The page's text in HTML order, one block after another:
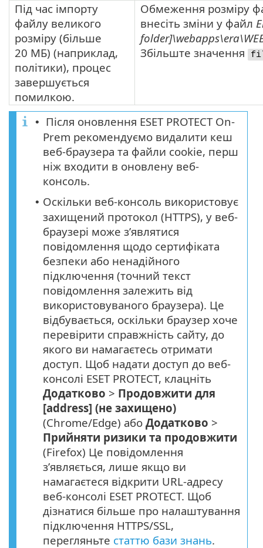
Під час імпорту
файлу великого
розміру (більше
20 МБ) (наприклад,
політики), процес
завершується
помилкою.
Обмеження розміру
внесіть зміни у файл
Збільште значення
•
Після оновлення ESET PROTECT On-
Prem рекомендуємо видалити кеш
веб-браузера та файли cookie, перш
ніж входити в оновлену веб-
консоль.
• Оскільки веб-консоль використовує
захищений протокол (HTTPS), у веб-
браузері може з’являтися
повідомлення щодо сертифіката
безпеки або ненадійного
підключення (точний текст
повідомлення залежить від
використовуваного браузера). Це
відбувається, оскільки браузер хоче
перевірити справжність сайту, до
якого ви намагаєтесь отримати
доступ. Щоб надати доступ до веб-
консолі ESET PROTECT, клацніть
Додатково > Продовжити для
[address] (не захищено)
(Chrome/Edge) або Додатково >
Прийняти ризики та продовжити
(Firefox) Це повідомлення
з’являється, лише якщо ви
намагаєтеся відкрити URL-адресу
веб-консолі ESET PROTECT. Щоб
дізнатися більше про налаштування
підключення HTTPS/SSL,
перегляньте статтю бази знань.